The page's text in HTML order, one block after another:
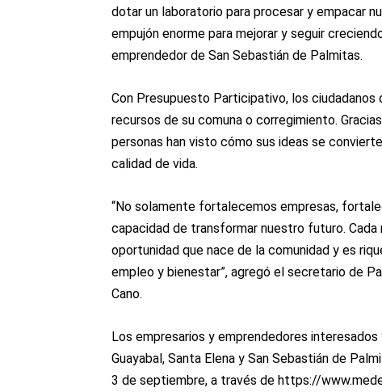
dotar un laboratorio para procesar y empacar
empujón enorme para mejorar y seguir
emprendedor de San Sebastián de Palmitas.
Con Presupuesto Participativo, los ciudadanos
recursos de su comuna o corregimiento.
personas han visto cómo sus ideas se
calidad de vida.
“No solamente fortalecemos empresas,
capacidad de transformar nuestro futuro. Cada
oportunidad que nace de la comunidad y es
empleo y bienestar”, agregó el secretario de
Cano.
Los empresarios y emprendedores
Guayabal, Santa Elena y San Sebastián de
3 de septiembre, a través de https://